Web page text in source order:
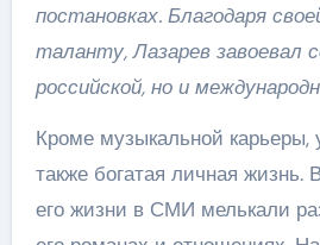
постановках. Благодаря
таланту, Лазарев завоевал
российской, но и
Кроме музыкальной карьеры,
также богатая личная жизнь.
его жизни в СМИ мелькали